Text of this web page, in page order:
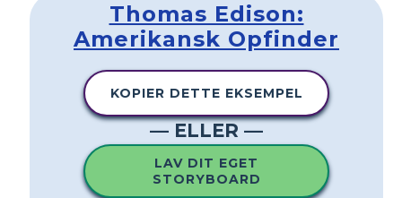
Thomas Edison:
Amerikansk Opfinder
KOPIER DETTE EKSEMPEL
— ELLER —
LAV DIT EGET
STORYBOARD